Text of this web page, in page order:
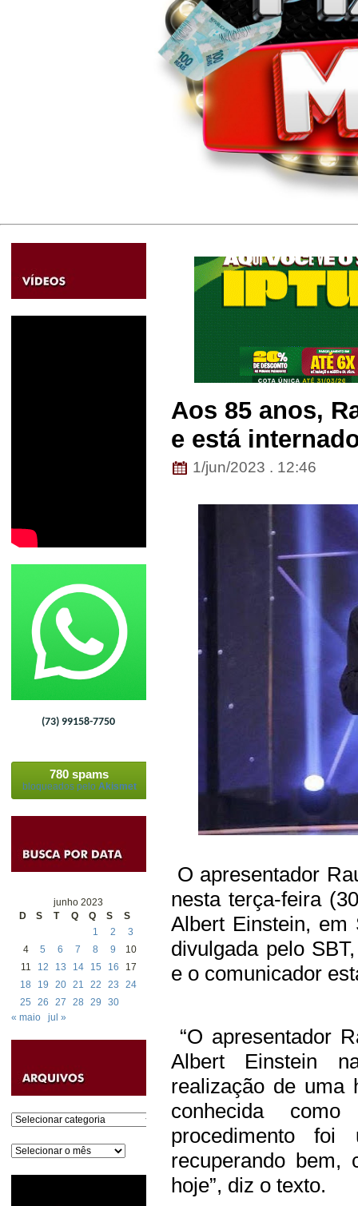
(73) 99158-7750
780 spams
bloqueados pelo Akismet
junho 2023
D
S T Q Q S
S
1
2
3
4
5 6 7 8 9
10
11
12 13 14 15 16
17
18
19 20 21 22 23
24
25
26 27 28 29
30
« maio
jul »
Categorias
Arquivos
Aos 85 anos,
e está
1/jun/2023 . 12:46
O apresentador
nesta terça-feira
Albert Einstein, em
divulgada pelo
e o comunicador
“O apresentador
Albert Einstein
realização de uma
conhecida
procedimento
recuperando bem,
hoje”, diz o texto.